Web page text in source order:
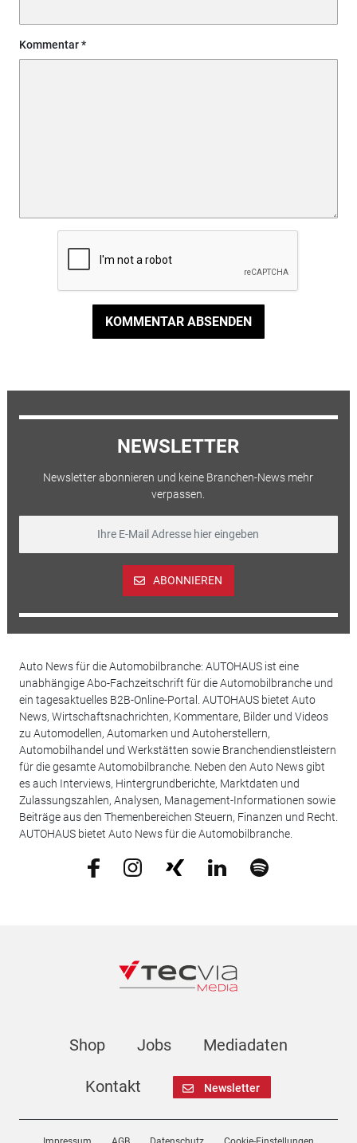
Kommentar
KOMMENTAR ABSENDEN
NEWSLETTER
Newsletter abonnieren und keine Branchen-News mehr
verpassen.
ABONNIEREN
Auto News für die Automobilbranche: AUTOHAUS ist eine
unabhängige Abo-Fachzeitschrift für die Automobilbranche und
ein tagesaktuelles B2B-Online-Portal. AUTOHAUS bietet Auto
News, Wirtschaftsnachrichten, Kommentare, Bilder und Videos
zu Automodellen, Automarken und Autoherstellern,
Automobilhandel und Werkstätten sowie Branchendienstleistern
für die gesamte Automobilbranche. Neben den Auto News gibt
es auch Interviews, Hintergrundberichte, Marktdaten und
Zulassungszahlen, Analysen, Management-Informationen sowie
Beiträge aus den Themenbereichen Steuern, Finanzen und Recht.
AUTOHAUS bietet Auto News für die Automobilbranche.
Shop Jobs Mediadaten
Kontakt Newsletter